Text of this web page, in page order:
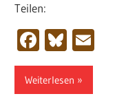
Teilen:
Facebook
Bluesky
Weiterlesen